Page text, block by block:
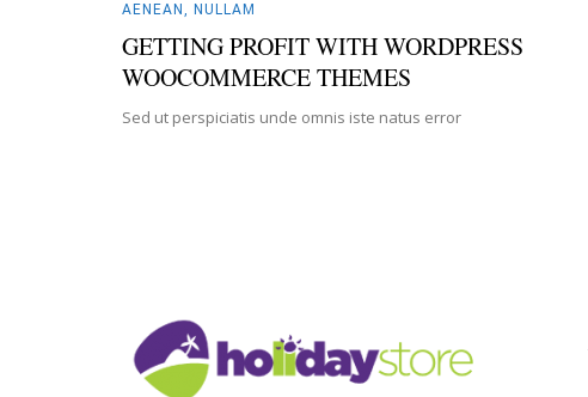
AENEAN , NULLAM
GETTING PROFIT WITH WORDPRESS
WOOCOMMERCE THEMES
Sed ut perspiciatis unde omnis iste natus error